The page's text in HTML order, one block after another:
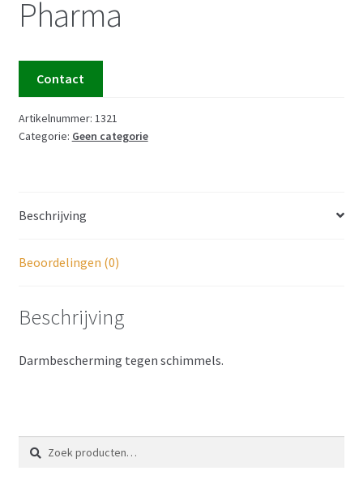
Pharma
Contact
Artikelnummer: 1321
Categorie: Geen categorie
Beschrijving
Beoordelingen (0)
Beschrijving
Darmbescherming tegen schimmels.
Zoeken
naar:
Zoeken